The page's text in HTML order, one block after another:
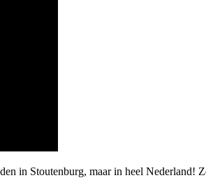
in Stoutenburg, maar in heel Nederland!